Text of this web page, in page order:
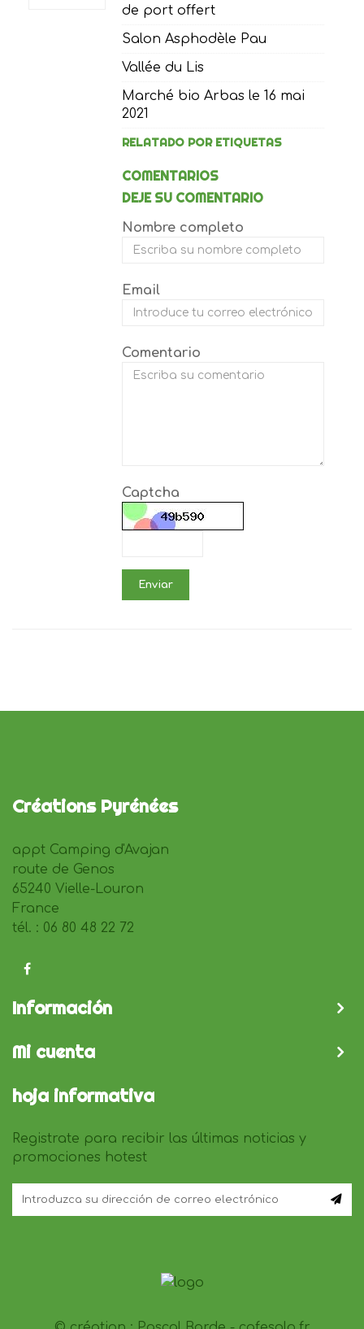
de port offert
Salon Asphodèle Pau
Vallée du Lis
Marché bio Arbas le 16 mai
2021
RELATADO POR ETIQUETAS
COMENTARIOS
DEJE SU COMENTARIO
Nombre completo
Email
Comentario
Captcha
Enviar
Créations Pyrénées
appt Camping d'Avajan
route de Genos
65240 Vielle-Louron
France
tél. : 06 80 48 22 72
Información
Mi cuenta
hoja informativa
Registrate para recibir las últimas noticias y
promociones hotest